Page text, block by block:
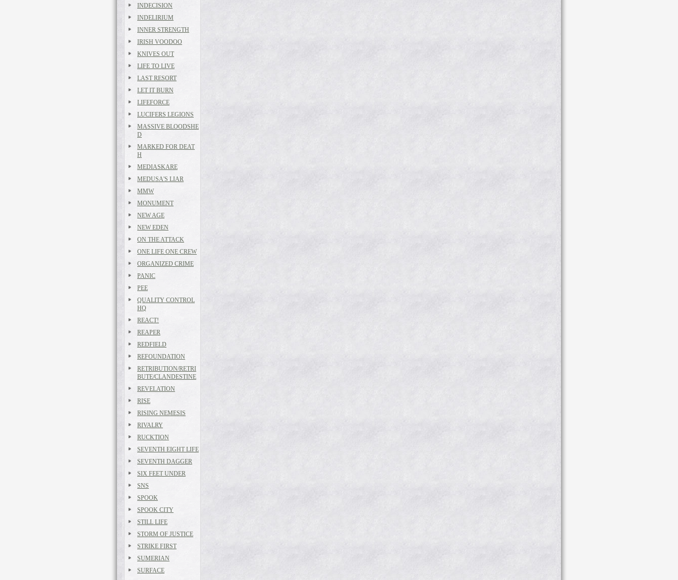
INDECISION
INDELIRIUM
INNER STRENGTH
IRISH VOODOO
KNIVES OUT
LIFE TO LIVE
LAST RESORT
LET IT BURN
LIFEFORCE
LUCIFERS LEGIONS
MASSIVE BLOODSHE
D
MARKED FOR DEAT
H
MEDIASKARE
MEDUSA'S LIAR
MMW
MONUMENT
NEW AGE
NEW EDEN
ON THE ATTACK
ONE LIFE ONE CREW
ORGANIZED CRIME
PANIC
PEE
QUALITY CONTROL
HQ
REACT!
REAPER
REDFIELD
REFOUNDATION
RETRIBUTION/RETRI
BUTE/CLANDESTINE
REVELATION
RISE
RISING NEMESIS
RIVALRY
RUCKTION
SEVENTH EIGHT LIFE
SEVENTH DAGGER
SIX FEET UNDER
SNS
SPOOK
SPOOK CITY
STILL LIFE
STORM OF JUSTICE
STRIKE FIRST
SUMERIAN
SURFACE